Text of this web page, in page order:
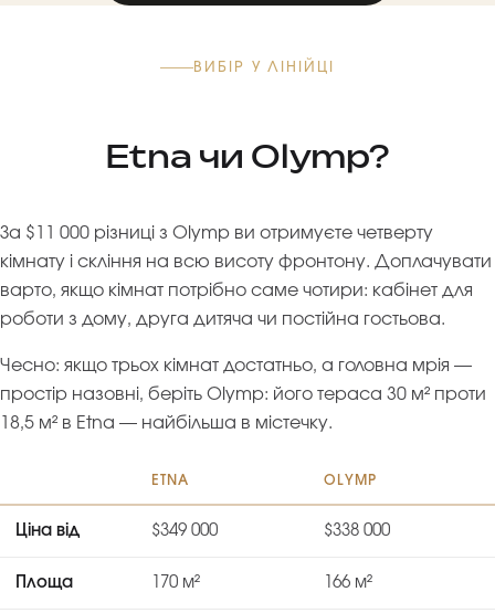
ВИБІР У ЛІНІЙЦІ
Etna чи Olymp?
За $11 000 різниці з Olymp ви отримуєте четверту
кімнату і скління на всю висоту фронтону. Доплачувати
варто, якщо кімнат потрібно саме чотири: кабінет для
роботи з дому, друга дитяча чи постійна гостьова.
Чесно: якщо трьох кімнат достатньо, а головна мрія —
простір назовні, беріть Olymp: його тераса 30 м² проти
18,5 м² в Etna — найбільша в містечку.
ETNA OLYMP
Ціна від $349 000 $338 000
Площа 170 м² 166 м²